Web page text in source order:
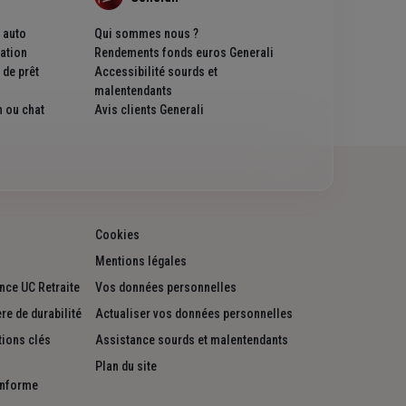
prêt
ou chat
Qui sommes nous ?
Rendements fonds euros Generali
Accessibilité sourds et
malentendants
Avis clients Generali
UC Retraite
de durabilité
clés
Cookies
Mentions légales
Vos données personnelles
Actualiser vos données personnelles
Assistance sourds et malentendants
Plan du site